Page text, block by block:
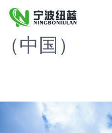
开云手机官
（中国）